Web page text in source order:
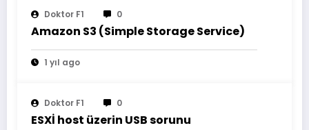
Doktor F1 0
Amazon S3 (Simple Storage Service)
1 yıl ago
Doktor F1 0
ESXİ host üzerin USB sorunu